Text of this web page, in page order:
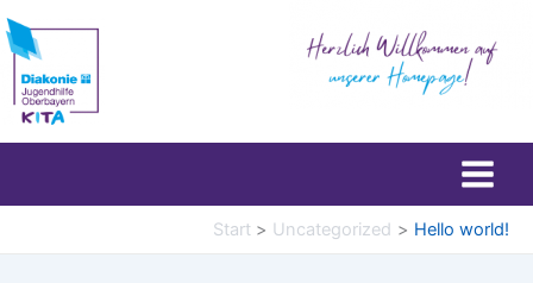
Zum
Inhalt
springen
Start Uncategorized Hello world!